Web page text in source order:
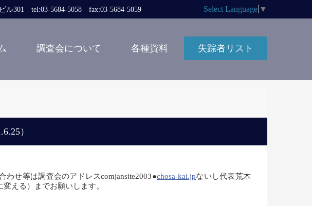
ル301 tel:03-5684-5058 fax:03-5684-5059 Select Language ▼
調査会について 各種資料 失踪者リスト
）
せ等は調査会のアドレスcomjansite2003●chosa-kai.jpないし代表荒木
変える）までお願いします。